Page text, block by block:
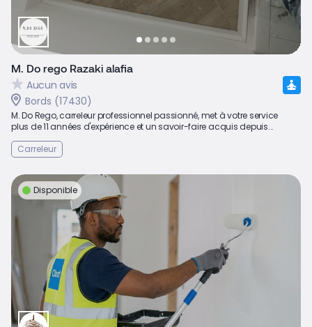
M. Do rego Razaki alafia
Aucun avis
Bords (17430)
M. Do Rego, carreleur professionnel passionné, met à votre service
plus de 11 années d'expérience et un savoir-faire acquis depuis...
Carreleur
Disponible